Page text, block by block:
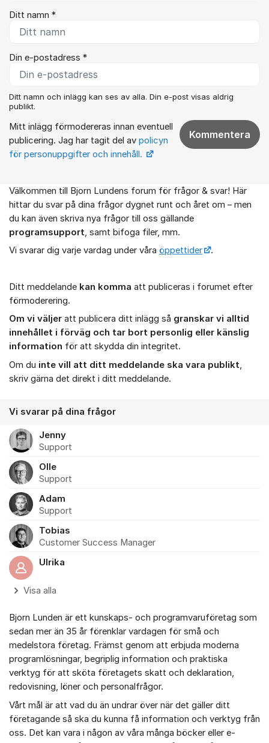
Ditt namn *
Din e-postadress *
Ditt namn och inlägg kan ses av alla. Din e-post visas aldrig
publikt.
Mitt inlägg förmodereras innan eventuell
publicering. Jag har tagit del av policyn
för personuppgifter och innehåll.
Kommentera
Om forumet
Välkommen till Bjorn Lundens forum för frågor & svar! Här
hittar du svar på dina frågor dygnet runt och året om – men
du kan även skriva nya frågor till oss gällande
programsupport , samt bifoga filer, mm.
Vi svarar dig varje vardag under våra öppettider .
Ditt meddelande kan komma att publiceras i forumet efter
förmoderering.
Om vi väljer att publicera ditt inlägg så granskar vi alltid
innehållet i förväg och tar bort personlig eller känslig
information för att skydda din integritet.
Om du inte vill att ditt meddelande ska vara publikt,
skriv gärna det direkt i ditt meddelande.
Vi svarar på dina frågor
Jenny
Support
Olle
Support
Adam
Support
Tobias
Customer Success Manager
Ulrika
Visa alla
Bjorn Lunden är ett kunskaps- och programvaruföretag som
sedan mer än 35 år förenklar vardagen för små och
medelstora företag. Främst genom att erbjuda moderna
programlösningar, begriplig information och praktiska
verktyg för att sköta företagets skatt och deklaration,
redovisning, löner och personalfrågor.
Vårt mål är att vad du än undrar över när det gäller ditt
företagande så ska du kunna få information och verktyg från
oss. Det kan vara i någon av våra många böcker eller e-